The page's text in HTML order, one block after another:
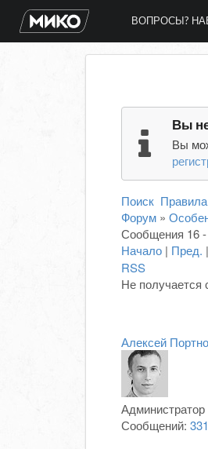
ВОПРОСЫ?
Вы
Вы
Поиск Правила
Форум »
Сообщения 16 -
Начало| Пред. |
RSS
Не получается
Алексей
Администратор
Сообщений: